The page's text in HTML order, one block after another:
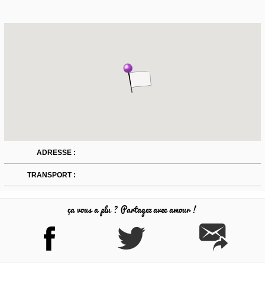
ADRESSE :
TRANSPORT :
ça vous a plu ? Partagez avec amour !